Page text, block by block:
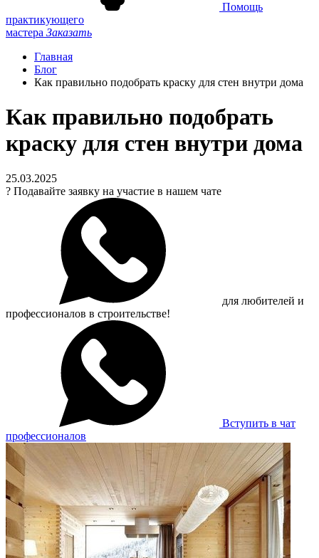
Помощь
практикующего
мастера Заказать
Главная
Блог
Как правильно подобрать краску для стен внутри дома
Как правильно подобрать
краску для стен внутри дома
25.03.2025
? Подавайте заявку на участие в нашем чате
для любителей и
профессионалов в строительстве!
Вступить в чат
профессионалов